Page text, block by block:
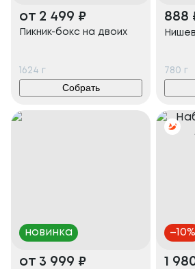
от 2 499 ₽
Пикник-бокс на двоих
1624 г
Собрать
888
780 г
новинка
от 3 999 ₽
–10%
1